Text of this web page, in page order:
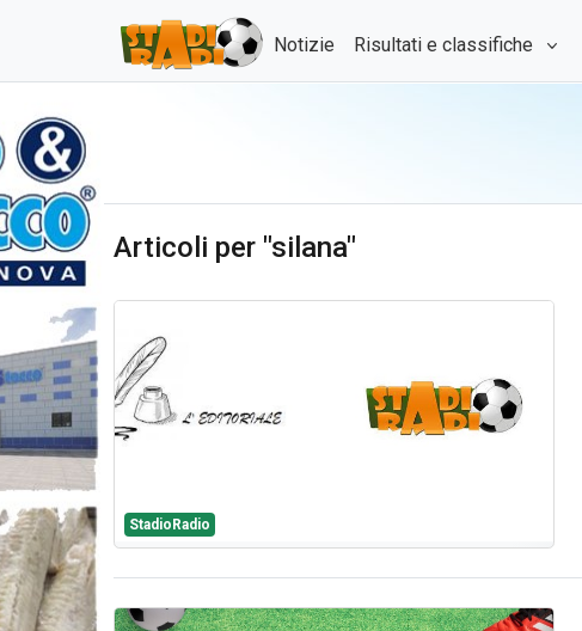
Notizie Risultati e classifiche
Articoli per "silana"
StadioRadio